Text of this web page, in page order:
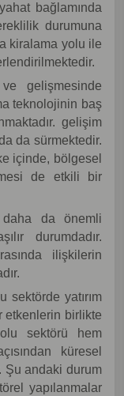
bağlamında
durumuna
kiralama yolu ile
gelişmesinde
teknolojinin baş
gelişim
da sürmektedir.
içinde, bölgesel
de etkili bir
daha da önemli
durumdadır.
ilişkilerin
sektörde yatırım
etkenlerin birlikte
sektörü hem
küresel
Şu andaki durum
yapılanmalar